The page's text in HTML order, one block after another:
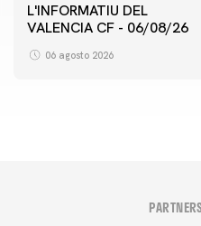
L'INFORMATIU DEL
VALENCIA CF - 06/08/26
06 agosto 2026